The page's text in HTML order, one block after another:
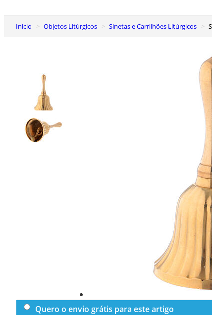
Inicio Objetos Litúrgicos Sinetas e Carrilhões Litúrgicos
Quero o envio grátis para este artigo